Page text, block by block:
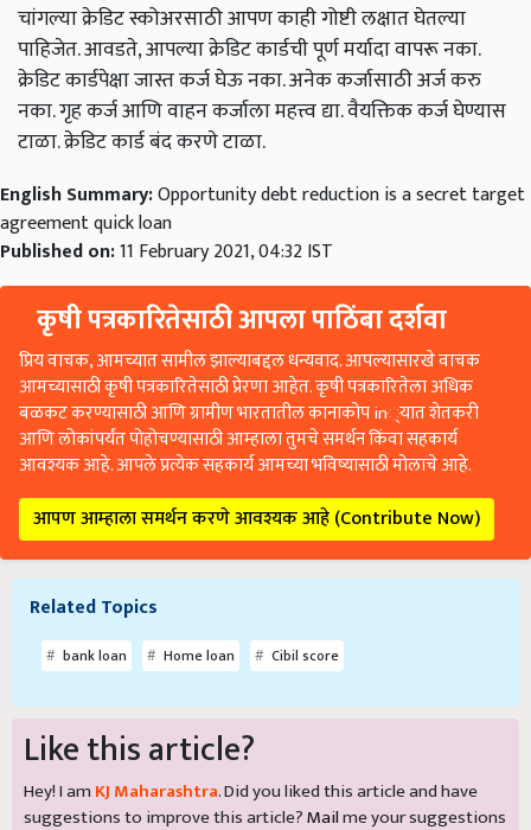
चांगल्या क्रेडिट स्कोअरसाठी आपण काही गोष्टी लक्षात घेतल्या
पाहिजेत. आवडते, आपल्या क्रेडिट कार्डची पूर्ण मर्यादा वापरू नका.
क्रेडिट कार्डपेक्षा जास्त कर्ज घेऊ नका. अनेक कर्जासाठी अर्ज करु
नका. गृह कर्ज आणि वाहन कर्जाला महत्त्व द्या. वैयक्तिक कर्ज घेण्यास
टाळा. क्रेडिट कार्ड बंद करणे टाळा.
English Summary:Opportunity debt reduction is a secret target
agreement quick loan
Published on:11 February 2021, 04:32 IST
कृषी पत्रकारितेसाठी आपला पाठिंबा दर्शवा
प्रिय वाचक, आमच्यात सामील झाल्याबद्दल धन्यवाद. आपल्यासारखे वाचक
आमच्यासाठी कृषी पत्रकारितेसाठी प्रेरणा आहेत. कृषी पत्रकारितेला अधिक
बळकट करण्यासाठी आणि ग्रामीण भारतातील कानाकोप in्यात शेतकरी
आणि लोकांपर्यंत पोहोचण्यासाठी आम्हाला तुमचे समर्थन किंवा सहकार्य
आवश्यक आहे. आपले प्रत्येक सहकार्य आमच्या भविष्यासाठी मोलाचे आहे.
आपण आम्हाला समर्थन करणे आवश्यक आहे (Contribute Now)
Related Topics
bank loan Home loan Cibil score
Like this article?
Hey! I am KJ Maharashtra. Did you liked this article and have
suggestions to improve this article?Mailme your suggestions